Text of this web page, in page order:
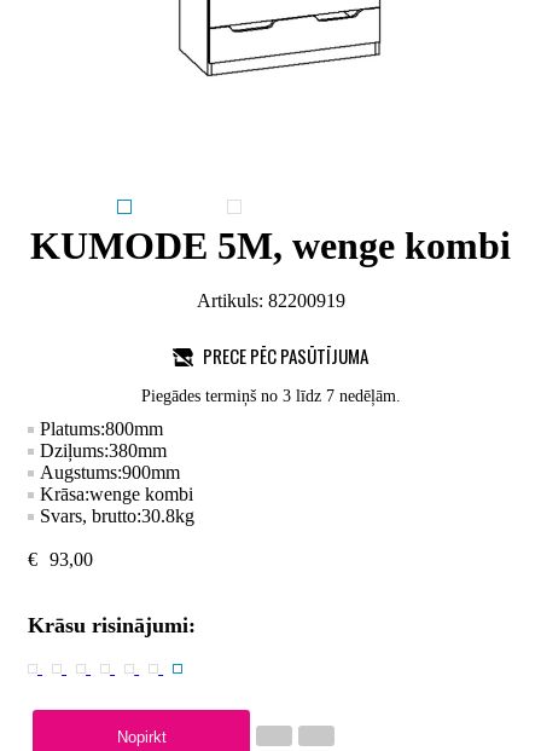
KUMODE 5M, wenge kombi
Artikuls: 82200919
PRECE PĒC PASŪTĪJUMA
Piegādes termiņš no 3 līdz 7 nedēļām.
Platums:800mm
Dziļums:380mm
Augstums:900mm
Krāsa:wenge kombi
Svars, brutto:30.8kg
€ 93,00
Krāsu risinājumi:
Nopirkt